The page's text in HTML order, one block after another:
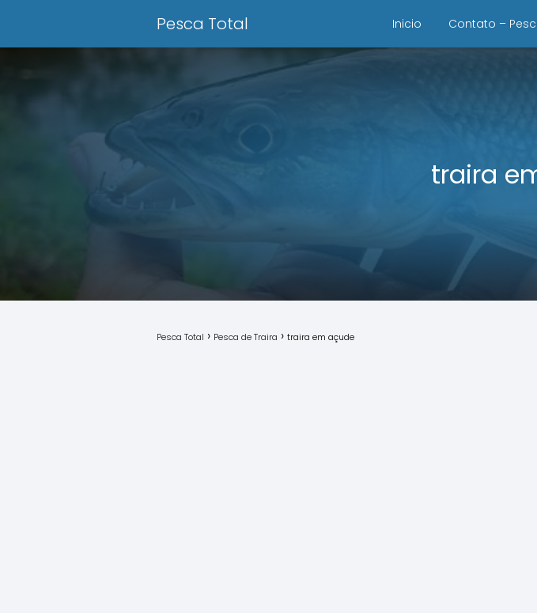
Pesca Total Inicio Contato –
traira
Pesca Total Pesca de Traira traira em açude